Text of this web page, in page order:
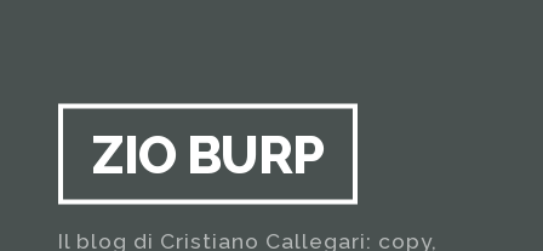
ZIO BURP
Il blog di Cristiano Callegari: copy,